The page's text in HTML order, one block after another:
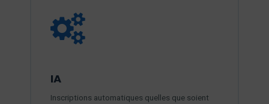
IA
Inscriptions automatiques quelles que soient